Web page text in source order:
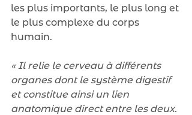
les plus importants, le plus long et
le plus complexe du corps
humain.
« Il relie le cerveau à différents
organes dont le système digestif
et constitue ainsi un lien
anatomique direct entre les deux.